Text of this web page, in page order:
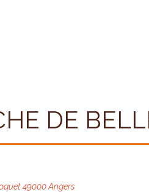
DE
49000 Angers